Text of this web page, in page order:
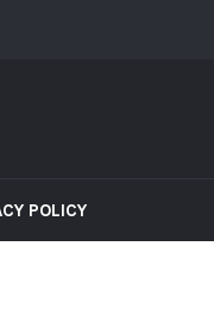
POLICY